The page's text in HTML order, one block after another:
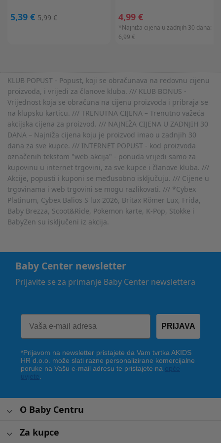
5,39 € 5,99 € 4,99 €
*Najniža cijena u zadnjih 30 dana:
6,99 €
KLUB POPUST - Popust, koji se obračunava na redovnu cijenu
proizvoda, i vrijedi za članove kluba. /// KLUB BONUS -
Vrijednost koja se obračuna na cijenu proizvoda i pribraja se
na klupsku karticu. /// TRENUTNA CIJENA – Trenutno važeća
akcijska cijena za proizvod. /// NAJNIŽA CIJENA U ZADNJIH 30
DANA – Najniža cijena koju je proizvod imao u zadnjih 30
dana za sve kupce. /// INTERNET POPUST - kod proizvoda
označenih tekstom "web akcija" - ponuda vrijedi samo za
kupovinu u internet trgovini, za sve kupce i članove kluba. ///
Akcije, popusti i kuponi se međusobno isključuju. /// Cijene u
trgovinama i web trgovini se mogu razlikovati. /// *Cybex
Platinum, Cybex Balios S lux 2026, Britax Römer Lux, Frida,
Baby Brezza, Scoot&Ride, Pokemon karte, K-Pop, Stokke i
BabyZen su isključeni iz akcija.
Baby Center newsletter
Prijavite se za primanje Baby Center newslettera
PRIJAVA
*Prijavom na newsletter pristajete da Vam tvrtka AKIDS
HR d.o.o. može slati razne personalizirane komercijalne
poruke na Vašu e-mail adresu te pristajete na
O Baby Centru
Za kupce